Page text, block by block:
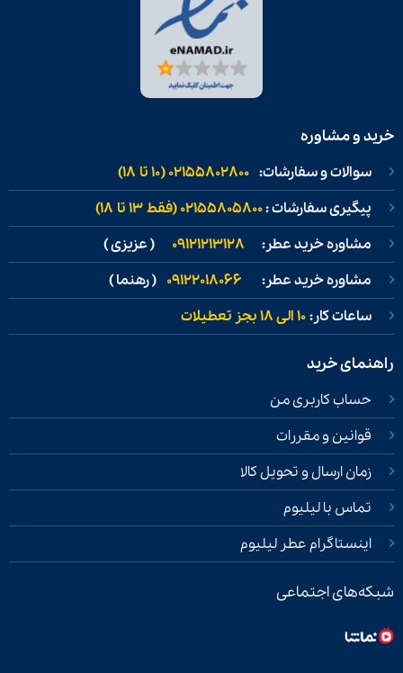
خرید و مشاوره
سوالات و سفارشات: 02155802800 (۱۰ تا ۱۸)
پیگیری سفارشات :02155805800 (فقط ۱۳ تا ۱۸)
مشاوره خرید عطر: 09121213128 ( عزیزی )
مشاوره خرید عطر: 09122018066 ( رهنما )
ساعات کار:۱۰ الی ۱۸ بجز تعطیلات
راهنمای خرید
حساب کاربری من
قوانین و مقررات
زمان ارسال و تحویل کالا
تماس با لیلیوم
اینستاگرام عطر لیلیوم
شبکه‌های اجتماعی